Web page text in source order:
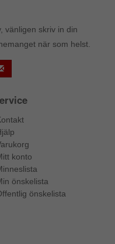
vänligen skriv in din
när som helst.
konto
önskelista
önskelista